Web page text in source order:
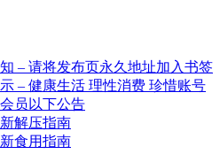
– 请将发布页永久地址加入书签
– 健康生活 理性消费 珍惜账号
员以下公告
解压指南
食用指南